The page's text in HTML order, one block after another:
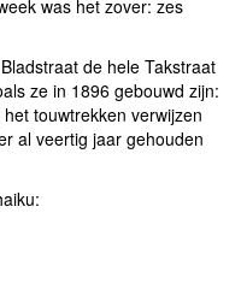
was het zover: zes
de hele Takstraat
ze in 1896 gebouwd zijn:
touwtrekken verwijzen
al veertig jaar gehouden